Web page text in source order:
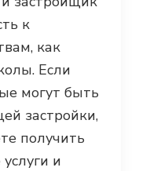
к
как
Если
могут быть
застройки,
получить
и